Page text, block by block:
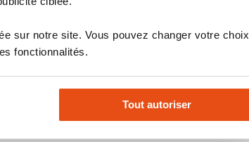
sur notre site. Vous pouvez changer votre choix
fonctionnalités.
Tout autoriser